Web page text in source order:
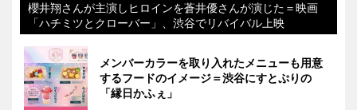
櫻井翔さんが主演しヒロインを蒼井優さんが演じた＝映画
「ハチミツとクローバー」、渋谷でリバイバル上映
メンバーカラーを取り入れたメニューも用意
するフードのイメージ＝渋谷にすとぷりの
「縁日かふぇ」